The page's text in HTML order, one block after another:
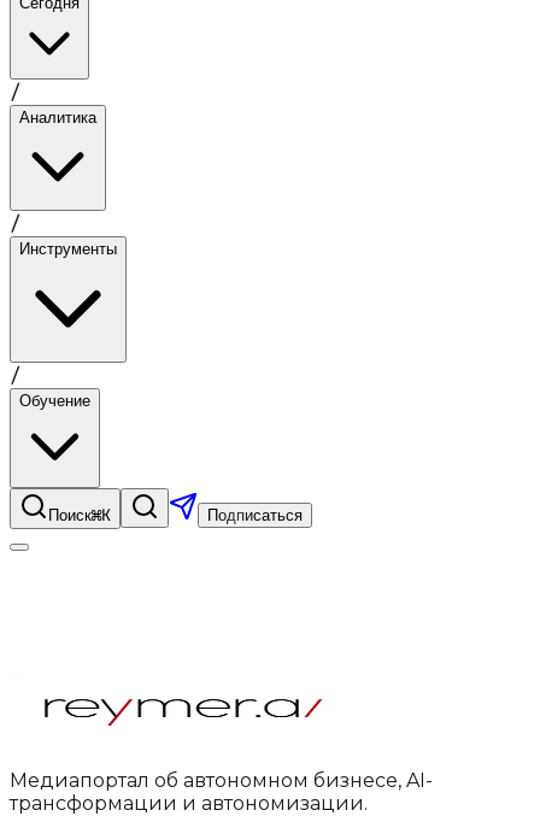
/
Аналитика
/
Инструменты
/
Обучение
Поиск⌘K Подписаться
Медиапортал об автономном бизнесе, AI-
трансформации и автономизации.